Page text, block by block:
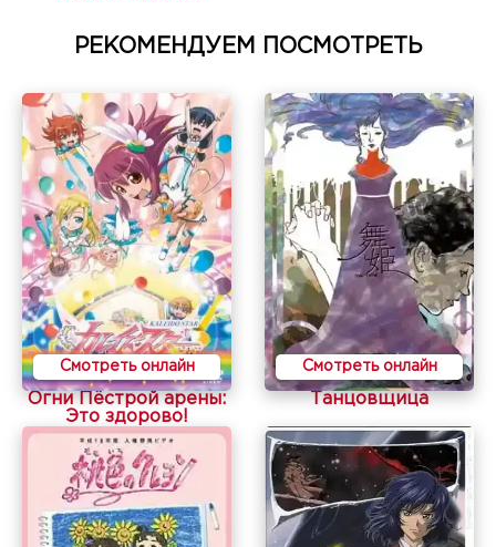
РЕКОМЕНДУЕМ ПОСМОТРЕТЬ
Смотреть онлайн
Огни Пёстрой арены:
Это здорово!
Смотреть онлайн
Танцовщица